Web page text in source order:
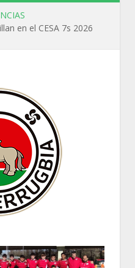
en el CESA 7s 2026